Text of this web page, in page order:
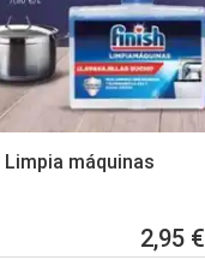
Limpia máquinas
2,95 €